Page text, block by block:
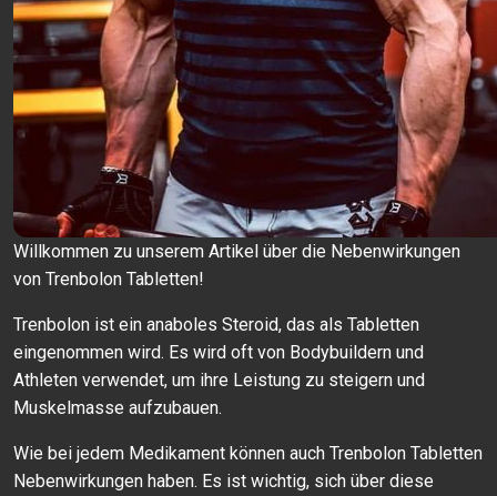
Willkommen zu unserem Artikel über die Nebenwirkungen
von Trenbolon Tabletten!
Trenbolon ist ein anaboles Steroid, das als Tabletten
eingenommen wird. Es wird oft von Bodybuildern und
Athleten verwendet, um ihre Leistung zu steigern und
Muskelmasse aufzubauen.
Wie bei jedem Medikament können auch Trenbolon Tabletten
Nebenwirkungen haben. Es ist wichtig, sich über diese